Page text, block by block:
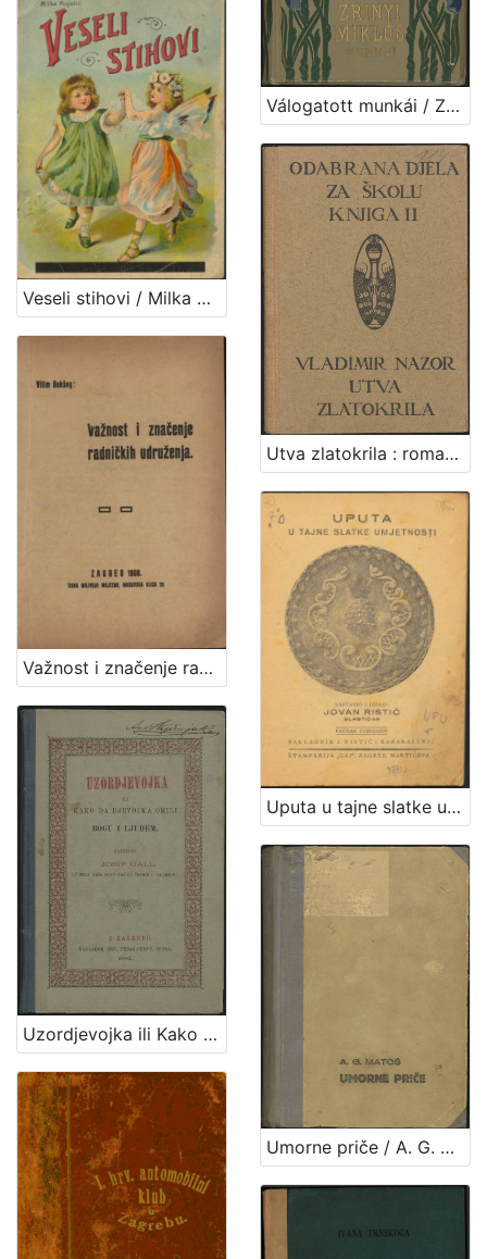
Veseli stihovi / Milka Pogačić
Važnost i značenje radničkih udruženja / Vilim Bukšeg
Válogatott munkái / Zrinyi Miklós ; bevezetéssel és jegyzetekkel ellátta Négyes László
Uzordjevojka ili Kako da djevojka omili Bogu i ljudem / sastavio Josip Gall
Utva zlatokrila : romantički ep u 5 pjevanja / Vladimir Nazor ; uvod napisao A. Bazala
Uputa u tajne slatke umjetnosti : [150 izabranih najfinijih recepta za kolače] / sastavio i izdao Jovan Ristić
Umorne priče / A. G. Matoš